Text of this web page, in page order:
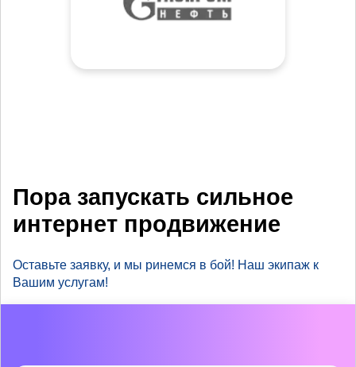
Пора запускать сильное
интернет продвижение
Оставьте заявку, и мы ринемся в бой! Наш экипаж к
Вашим услугам!